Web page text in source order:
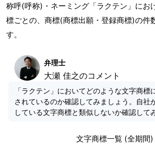
称呼(呼称)・ネーミング「ラクテン」にお
標ごとの、商標(商標出願・登録商標)の件
す。
弁理士
大瀬 佳之のコメント
「ラクテン」においてどのような文字商標
されているのか確認してみましょう。自社
している文字商標と類似しないか確認して
文字商標一覧 (全期間)